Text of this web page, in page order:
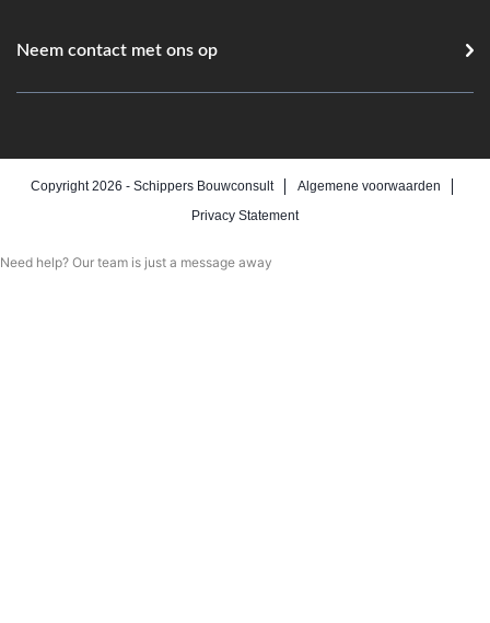
Neem contact met ons op
Copyright 2026 - Schippers Bouwconsult
Algemene voorwaarden
Privacy Statement
Need help? Our team is just a message away